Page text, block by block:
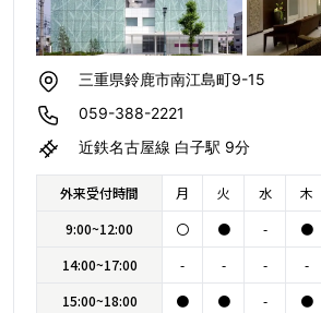
三重県鈴鹿市南江島町9-15
059-388-2221
近鉄名古屋線 白子駅 9分
外来受付時間 月 火 水 木
9:00~12:00
〇 ● - ●
14:00~17:00
- - - -
15:00~18:00
● ● - ●